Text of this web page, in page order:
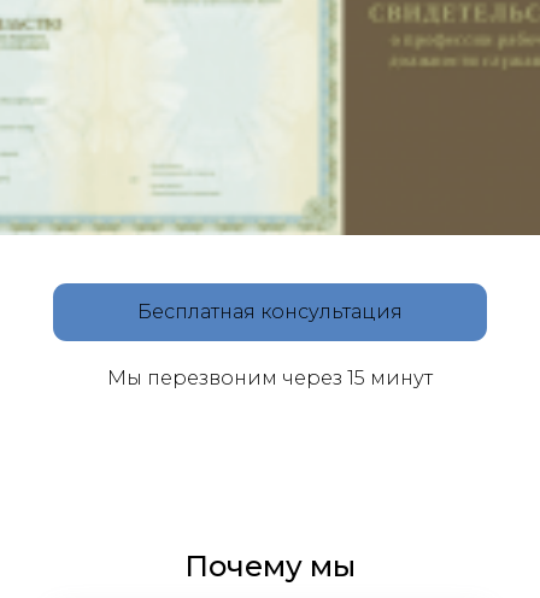
Бесплатная консультация
Мы перезвоним через 15 минут
Почему мы